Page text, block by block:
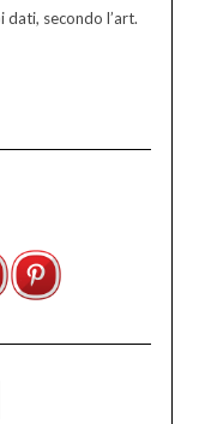
secondo l’art.